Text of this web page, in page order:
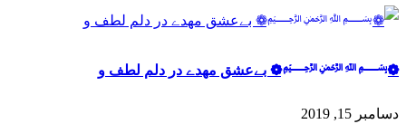
❁﷽❁ بےعشق مهدے در دلم لطف و
دسامبر 15, 2019